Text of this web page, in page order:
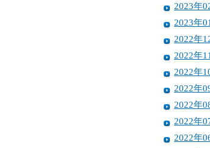
2023年
2023年
2022年
2022年
2022年
2022年
2022年
2022年
2022年